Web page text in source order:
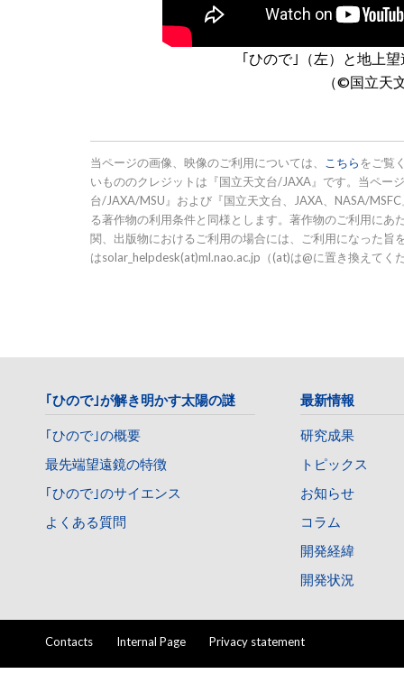
｢ひので｣（左）と地上
（©国立天
当ページの画像、映像のご利用については、 こちらをご覧
いもののクレジットは『国立天文台/JAXA』です。当ペー
台/JAXA/MSU』および『国立天文台、JAXA、NASA/
る著作物の利用条件と同様とします。著作物のご利用に
関、出版物におけるご利用の場合には、ご利用になった
はsolar_helpdesk(at)ml.nao.ac.jp（(at)は@に置き換えてく
｢ひので｣が解き明かす太陽の謎
｢ひので｣の概要
最先端望遠鏡の特徴
｢ひので｣のサイエンス
よくある質問
最新情報
研究成果
トピックス
お知らせ
コラム
開発経緯
開発状況
Contacts Internal Page Privacy statement